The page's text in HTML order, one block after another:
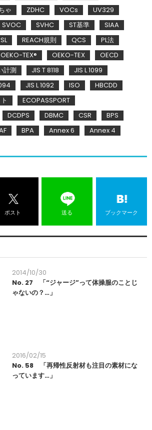
ゃ ZDHC VOCs
UV329
SVOC SVHC ST基準
SIAA
REACH規則 QCS
PL法
OEKO-TEX® OEKO-TEX
OECD
計測 JIS T 8118
JIS L 1099
JIS L 1092 ISO
HBCDD
ECOPASSPORT
DCDPS DBMC CSR
BPS
BPA Annex 6 Annex 4
ポスト 送る ブックマーク
2014/10/30
No. 27 「“ジャージ”って体操服のことじ
ゃないの？…」
2016/02/15
No. 58 「再帰性反射材も注目の素材にな
っています…」